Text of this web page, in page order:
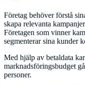
Företag behöver förstå
skapa relevanta
Företagen som vinner
segmenterar sina kunder
Med hjälp av betaldata
marknadsföringsbudget
personer.